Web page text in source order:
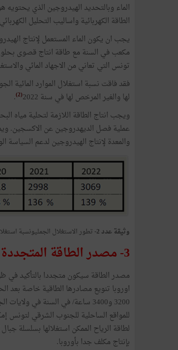
الماء وبالتحديد الهيدروجين الذي
الطاقة الكهربائية واساليب التحليل
تونس التي تعاني من الاجهاد المائي
لها والغير المرخص لها في سنة 2022
(2)
.
ويجب انتاج الطاقة اللازمة لتحلية مياه
عملية فصل الديهدروجين عن الاكسجين.
والمعدة لإنتاج الهيدروجين لدعم السياسة
وثيقة عدد 2- تطور الاستغلال الجمليونسبة
3- مصدر الطاقة المتجددة لإنتاج الهيدروجين: لماذا تونس بالذات؟
مصدر الطاقة سيكون متجددا بالتأكيد في
اوروبا تنويع مصادرها الطاقية خاصة بعد
3200 و3400 ساعة/ في السنة في
للمواقع الساحلية للجنوب الشرقي لتونس
لطاقة الرياح الممكن استغلالها بسلسلة
بإنتاج مكلف جدا بأوروبا.